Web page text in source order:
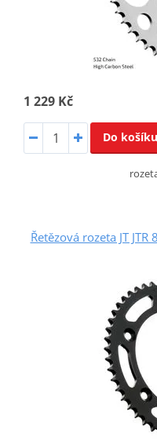
1 229 Kč
Do košíku
Řetězová rozeta JT